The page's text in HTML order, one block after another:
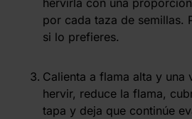
por cada taza de semillas.
si lo prefieres.
Calienta a flama alta y una
hervir, reduce la flama,
tapa y deja que continúe